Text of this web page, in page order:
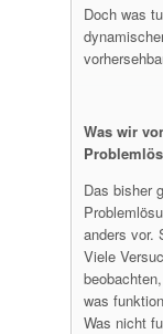
Doch was
Was wir
Das bisher
anders vor.
Viele
was
Was nicht